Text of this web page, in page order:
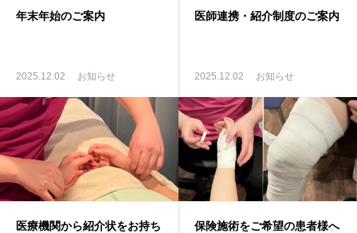
年末年始のご案内
2025.12.02 お知らせ
医師連携・紹介制度のご案内
2025.12.02 お知らせ
医療機関から紹介状をお持ち
保険施術をご希望の患者様へ